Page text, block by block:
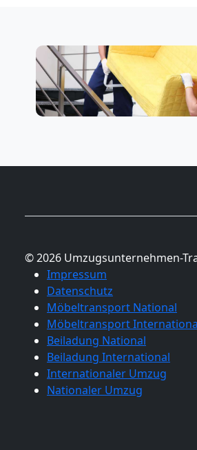
© 2026 Umzugsunternehmen-
Impressum
Datenschutz
Möbeltransport National
Möbeltransport
Beiladung National
Beiladung International
Internationaler Umzug
Nationaler Umzug